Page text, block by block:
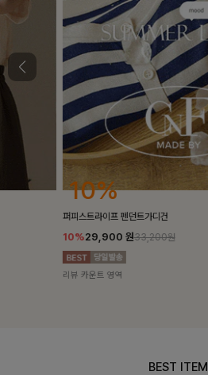
25%
밴스트라이프 스트링원피스
25%35,100 원46,800원
리뷰 카운트 영역
BEST ITEM